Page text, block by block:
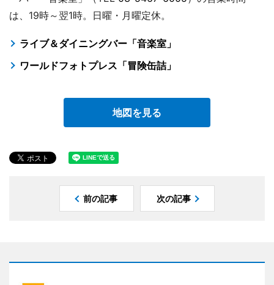
は、19時～翌1時。日曜・月曜定休。
ライブ＆ダイニングバー「音楽室」
ワールドフォトプレス「冒険缶詰」
地図を見る
前の記事 次の記事